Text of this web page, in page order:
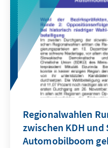
Regionalwahlen
zwischen KDH und
Automobilboom